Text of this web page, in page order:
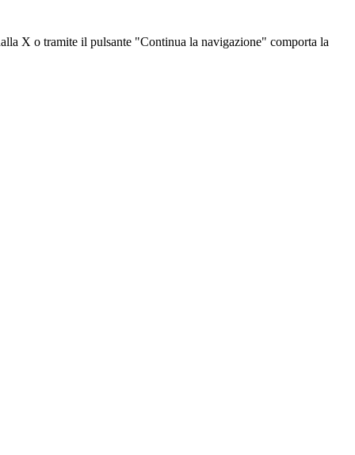
X o tramite il pulsante "Continua la navigazione" comporta la